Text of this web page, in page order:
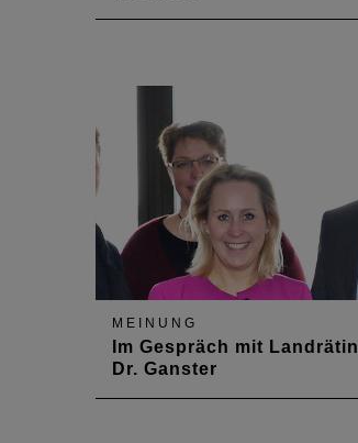
Zweibrücken ist. Baukultur und
Planungswettbewerbe als
Instrument der
Qualitätssicherung waren die
Top-Themen.
MEINUNG
Im Gespräch mit Landrätin
Dr. Ganster